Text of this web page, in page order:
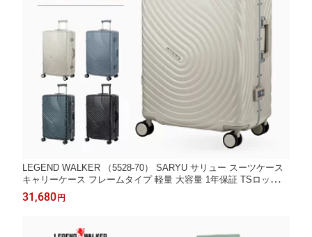
LEGEND WALKER （5528-70） SARYU サリュー スーツケース
キャリーケース フレームタイプ 軽量 大容量 1年保証 TSロック
日乃本錠前社製 静音ダブルキャスター USBポート シンプル エレ
ガント 出張 女子旅 防災 Lサイズ 7泊〜 あす楽 送料無料
31,680円